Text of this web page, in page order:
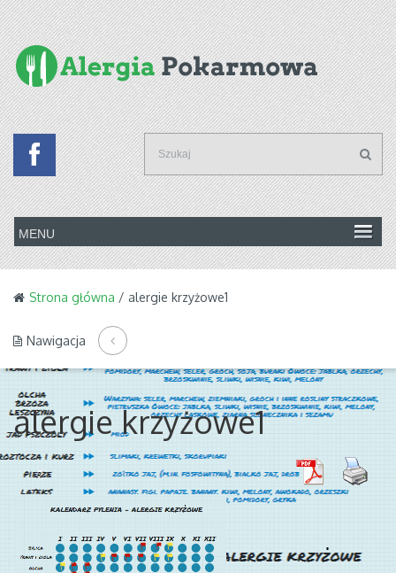
Strona główna / alergie krzyżowe1
Nawigacja
alergie krzyżowe1